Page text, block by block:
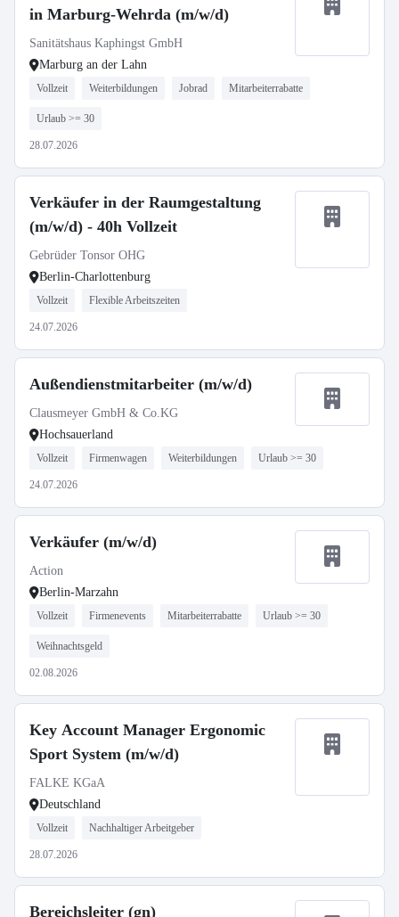
in Marburg-Wehrda (m/w/d)
Sanitätshaus Kaphingst GmbH
Marburg an der Lahn
Vollzeit Weiterbildungen Jobrad Mitarbeiterrabatte
Urlaub >= 30
28.07.2026
Verkäufer in der Raumgestaltung
(m/w/d) - 40h Vollzeit
Gebrüder Tonsor OHG
Berlin-Charlottenburg
Vollzeit Flexible Arbeitszeiten
24.07.2026
Außendienstmitarbeiter (m/w/d)
Clausmeyer GmbH & Co.KG
Hochsauerland
Vollzeit Firmenwagen Weiterbildungen Urlaub >= 30
24.07.2026
Verkäufer (m/w/d)
Action
Berlin-Marzahn
Vollzeit Firmenevents Mitarbeiterrabatte Urlaub >= 30
Weihnachtsgeld
02.08.2026
Key Account Manager Ergonomic
Sport System (m/w/d)
FALKE KGaA
Deutschland
Vollzeit Nachhaltiger Arbeitgeber
28.07.2026
Bereichsleiter (gn)